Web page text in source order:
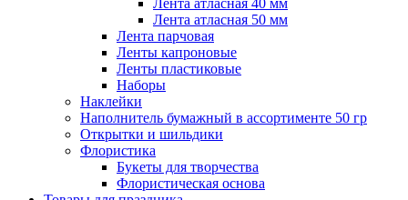
Лента атласная 40 мм
Лента атласная 50 мм
Лента парчовая
Ленты капроновые
Ленты пластиковые
Наборы
Наклейки
Наполнитель бумажный в ассортименте 50 гр
Открытки и шильдики
Флористика
Букеты для творчества
Флористическая основа